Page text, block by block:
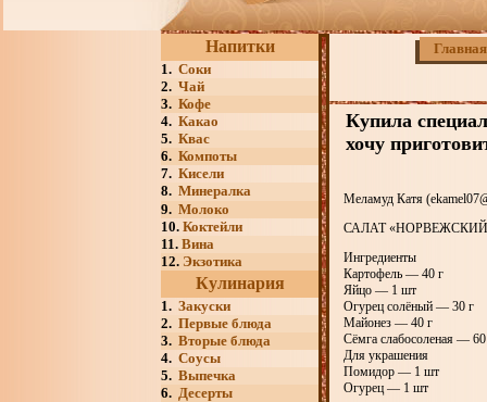
Напитки
1. Соки
2. Чай
3. Кофе
4. Какао
5. Квас
6. Компоты
7. Кисели
8. Минералка
9. Молоко
10. Коктейли
11. Вина
12. Экзотика
Кулинария
1. Закуски
2. Первые блюда
3. Вторые блюда
4. Соусы
5. Выпечка
6. Десерты
Главная
Купила
хочу
Меламуд Катя
САЛАТ
Ингредиенты
Картофель — 40 г
Яйцо — 1 шт
Огурец солёный — 30 г
Майонез — 40 г
Сёмга слабосоленая — 60
Для украшения
Помидор — 1 шт
Огурец — 1 шт